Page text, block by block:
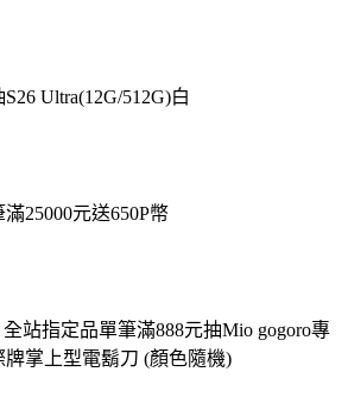
Ultra(12G/512G)白
25000元送650P幣
全站指定品單筆滿888元抽Mio gogoro專
牌掌上型電鬍刀 (顏色隨機)